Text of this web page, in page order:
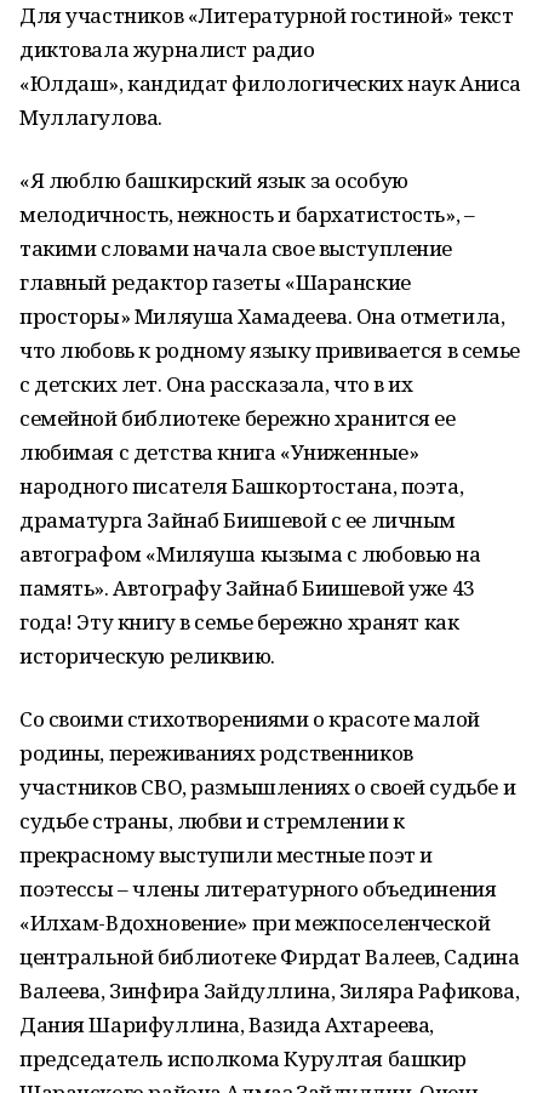
Для участников «Литературной гостиной» текст
диктовала журналист радио
«Юлдаш», кандидат филологических наук Аниса
Муллагулова.
«Я люблю башкирский язык за особую
мелодичность, нежность и бархатистость», –
такими словами начала свое выступление
главный редактор газеты «Шаранские
просторы» Миляуша Хамадеева. Она отметила,
что любовь к родному языку прививается в семье
с детских лет. Она рассказала, что в их
семейной библиотеке бережно хранится ее
любимая с детства книга «Униженные»
народного писателя Башкортостана, поэта,
драматурга Зайнаб Биишевой с ее личным
автографом «Миляуша кызыма с любовью на
память». Автографу Зайнаб Биишевой уже 43
года! Эту книгу в семье бережно хранят как
историческую реликвию.
Со своими стихотворениями о красоте малой
родины, переживаниях родственников
участников СВО, размышлениях о своей судьбе и
судьбе страны, любви и стремлении к
прекрасному выступили местные поэт и
поэтессы – члены литературного объединения
«Илхам-Вдохновение» при межпоселенческой
центральной библиотеке Фирдат Валеев, Садина
Валеева, Зинфира Зайдуллина, Зиляра Рафикова,
Дания Шарифуллина, Вазида Ахтареева,
председатель исполкома Курултая башкир